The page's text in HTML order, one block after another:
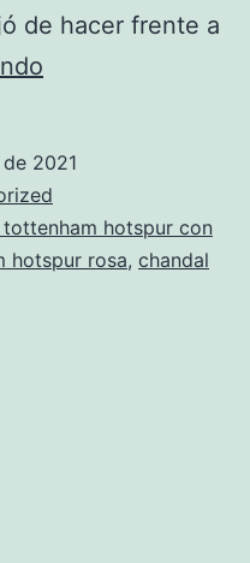
de hacer frente a
hotspur
110
aniversario
2021
hotspur con
hotspur rosa, chandal